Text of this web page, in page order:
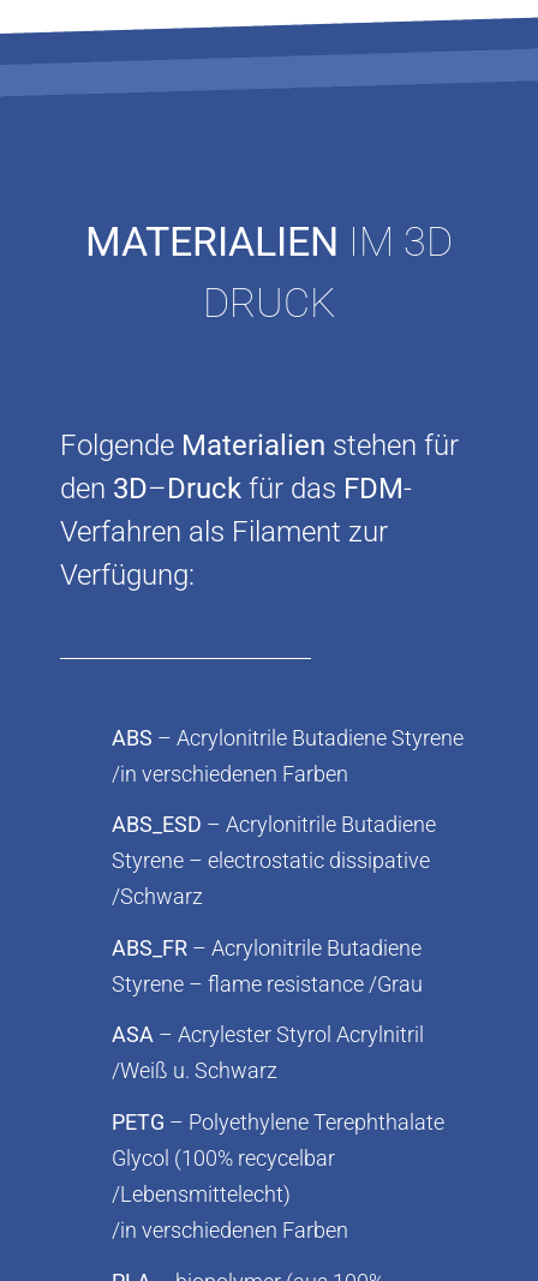
MATERIALIEN IM 3D
DRUCK
Folgende Materialien stehen für
den 3D–Druck für das FDM-
Verfahren als Filament zur
Verfügung:
ABS – Acrylonitrile Butadiene Styrene
/in verschiedenen Farben
ABS_ESD – Acrylonitrile Butadiene
Styrene – electrostatic dissipative
/Schwarz
ABS_FR – Acrylonitrile Butadiene
Styrene – flame resistance /Grau
ASA – Acrylester Styrol Acrylnitril
/Weiß u. Schwarz
PETG – Polyethylene Terephthalate
Glycol (100% recycelbar
/Lebensmittelecht)
/in verschiedenen Farben